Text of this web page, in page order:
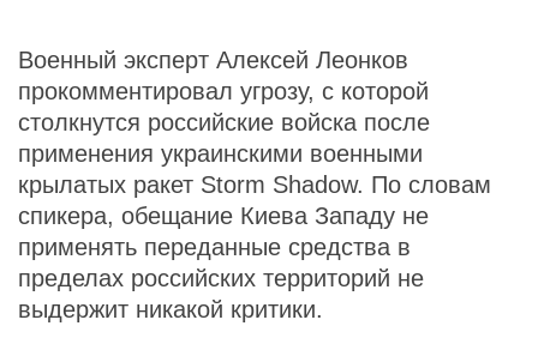
Военный эксперт Алексей Леонков
прокомментировал угрозу, с которой
столкнутся российские войска после
применения украинскими военными
крылатых ракет Storm Shadow. По словам
спикера, обещание Киева Западу не
применять переданные средства в
пределах российских территорий не
выдержит никакой критики.